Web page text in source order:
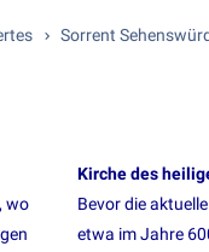
Sorrent
wo
Kirche des
Bevor die
etwa im Jahre